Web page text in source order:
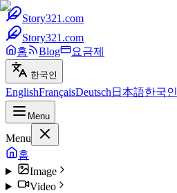
Story321.com
Story321.com
홈
Blog 요금제
한국인
EnglishFrançaisDeutsch 日本語한국인
Menu
Menu
홈
Image
Video